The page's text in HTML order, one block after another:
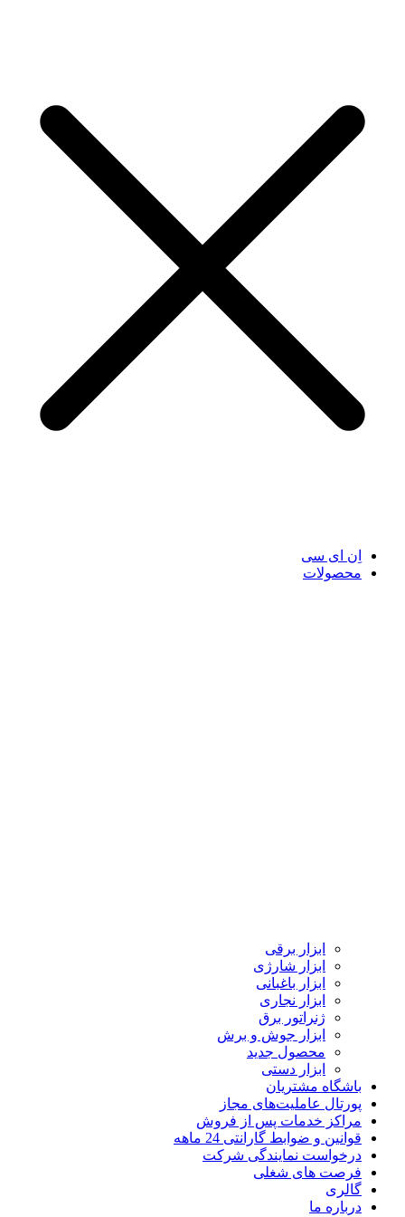
اِن ای سی
محصولات
ابزار برقی
ابزار شارژی
ابزار باغبانی
ابزار نجاری
ژنراتور برق
ابزار جوش و برش
محصول جدید
ابزار دستی
باشگاه مشتریان
پورتال عاملیت‌های مجاز
مراکز خدمات پس از فروش
قوانین و ضوابط گارانتی 24 ماهه
درخواست نمایندگی شرکت
فرصت های شغلی
گالری
درباره ما